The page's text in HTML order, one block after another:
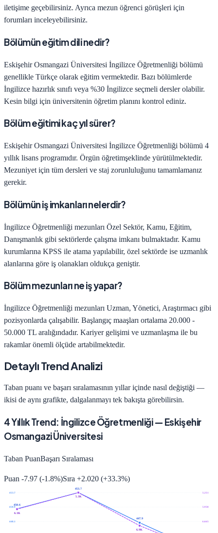
iletişime geçebilirsiniz. Ayrıca mezun öğrenci görüşleri için
forumları inceleyebilirsiniz.
Bölümün eğitim dili nedir?
Eskişehir Osmangazi Üniversitesi İngilizce Öğretmenliği bölümü
genellikle Türkçe olarak eğitim vermektedir. Bazı bölümlerde
İngilizce hazırlık sınıfı veya %30 İngilizce seçmeli dersler olabilir.
Kesin bilgi için üniversitenin öğretim planını kontrol ediniz.
Bölüm eğitimi kaç yıl sürer?
Eskişehir Osmangazi Üniversitesi İngilizce Öğretmenliği bölümü 4
yıllık lisans programıdır. Örgün öğretimşeklinde yürütülmektedir.
Mezuniyet için tüm dersleri ve staj zorunluluğunu tamamlamanız
gerekir.
Bölümün iş imkanları nelerdir?
İngilizce Öğretmenliği mezunları Özel Sektör, Kamu, Eğitim,
Danışmanlık gibi sektörlerde çalışma imkanı bulmaktadır. Kamu
kurumlarına KPSS ile atama yapılabilir, özel sektörde ise uzmanlık
alanlarına göre iş olanakları oldukça geniştir.
Bölüm mezunları ne iş yapar?
İngilizce Öğretmenliği mezunları Uzman, Yönetici, Araştırmacı gibi
pozisyonlarda çalışabilir. Başlangıç maaşları ortalama 20.000 -
50.000 TL aralığındadır. Kariyer gelişimi ve uzmanlaşma ile bu
rakamlar önemli ölçüde artabilmektedir.
Detaylı Trend Analizi
Taban puanı ve başarı sıralamasının yıllar içinde nasıl değiştiği —
ikisi de aynı grafikte, dalgalanmayı tek bakışta görebilirsin.
4Yıllık Trend: İngilizce Öğretmenliği— Eskişehir
Osmangazi Üniversitesi
Taban PuanBaşarı Sıralaması
Puan -7.97 (-1.8%)Sıra +2.020 (+33.3%)
453.7 5.251
450.9 5.958
448.1 6.665
450.6
453.7
447.9
6.1K
5.3K
6.9K